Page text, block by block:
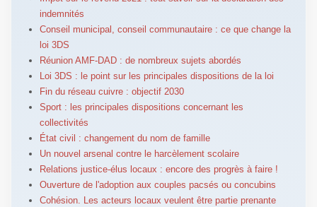
indemnités
Conseil municipal, conseil communautaire : ce que change la
loi 3DS
Réunion AMF-DAD : de nombreux sujets abordés
Loi 3DS : le point sur les principales dispositions de la loi
Fin du réseau cuivre : objectif 2030
Sport : les principales dispositions concernant les
collectivités
État civil : changement du nom de famille
Un nouvel arsenal contre le harcèlement scolaire
Relations justice-élus locaux : encore des progrès à faire !
Ouverture de l'adoption aux couples pacsés ou concubins
Cohésion. Les acteurs locaux veulent être partie prenante